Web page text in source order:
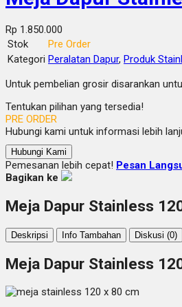
Rp 1.850.000
Stok
Pre Order
Kategori Peralatan Dapur, Produk
Untuk pembelian grosir disarankan
Tentukan pilihan yang tersedia!
PRE ORDER
Hubungi kami untuk informasi lebih
Hubungi Kami
Pemesanan lebih cepat! Pesan
Bagikan ke
Meja Dapur Stainless
Deskripsi Info Tambahan Diskusi (0)
Meja Dapur Stainless